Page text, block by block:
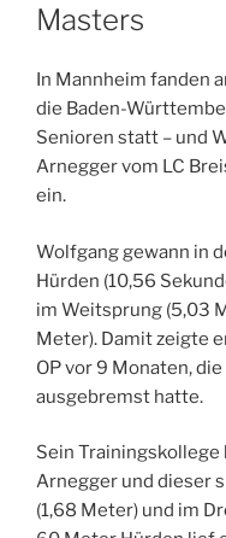
Masters
In Mannheim fanden
die Baden-
Senioren statt – und
Arnegger vom LC
ein.
Wolfgang gewann in
Hürden (10,56
im Weitsprung (5,03
Meter). Damit zeigte
OP vor 9 Monaten,
ausgebremst hatte.
Sein
Arnegger und dieser
(1,68 Meter) und im